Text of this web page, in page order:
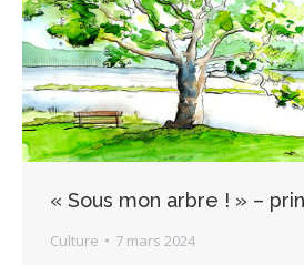
« Sous mon arbre ! » –
Culture
7 mars 2024